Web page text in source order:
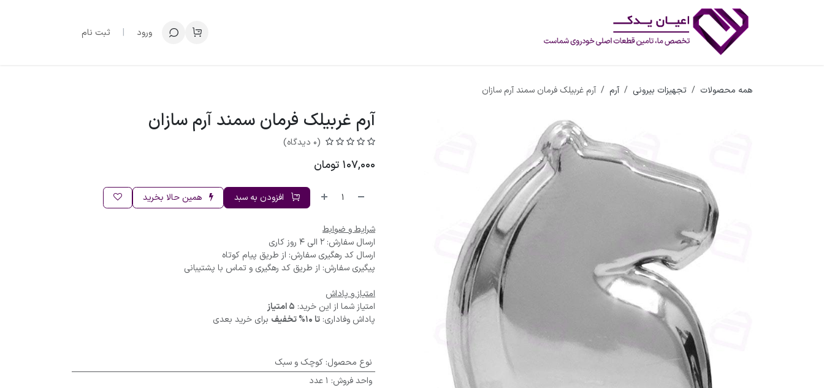
صرف نظر و مشاهده محتوا
ورود | ثبت نام
همه محصولات تجهیزات بیرونی آرم آرم غربیلک فرمان سمند آرم سازان
آرم غربیلک فرمان سمند آرم سازان
(0 دیدگاه)
107,000 تومان
افزودن به سبد همین حالا بخرید
شرایط و ضوابط
ارسال سفارش: 2 الی 4 روز کاری
ارسال کد رهگیری سفارش: از طریق پیام کوتاه
پیگیری سفارش: از طریق کد رهگیری و تماس با پشتیبانی
امتیاز و پاداش
امتیاز شما از این خرید: 5 امتیاز
پاداش وفاداری: تا 10% تخفیف برای خرید بعدی
نوع محصول: کوچک و سبک
واحد فروش: 1 عدد